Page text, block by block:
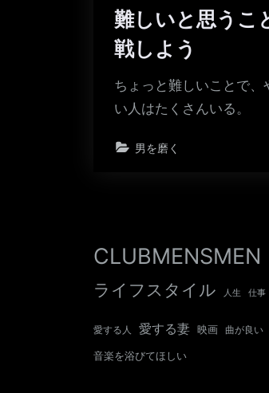
難しいと思うこ
戦しよう
ちょっと難しいことで、
い人はたくさんいる。
男を磨く
CLUBMENSMEN
ライフスタイル 人生 仕事
愛する人 愛する妻 映画 曲が良い
音楽を浴びてほしい